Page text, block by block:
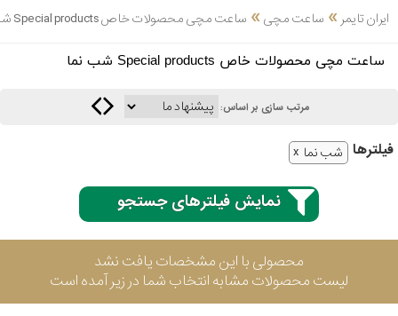
ایران تایمر » ساعت مچی» ساعت مچی محصولات خاص Special products شب نما
ساعت مچی محصولات خاص Special products شب نما
مرتب سازی بر اساس:
فیلتر‌ها شب نما
نمایش فیلترهای جستجو
محصولی با این مشخصات یافت نشد
لیست محصولات مشابه انتخاب شما در زیر آمده است
انتخاب
بین 3
3
سیکو
سیتیزن